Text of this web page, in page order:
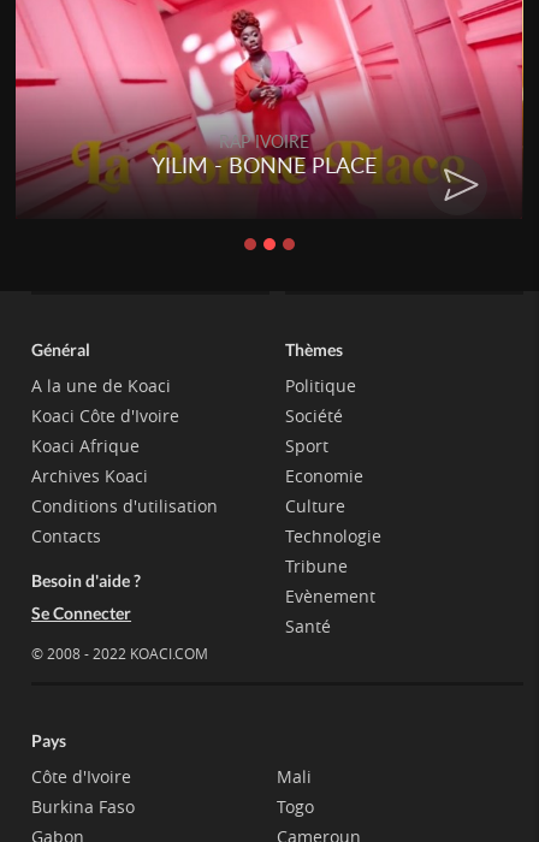
RAP IVOIRE
YILIM - BONNE PLACE
Général
A la une de Koaci
Koaci Côte d'Ivoire
Koaci Afrique
Archives Koaci
Conditions d'utilisation
Contacts
Besoin d'aide ?
Se Connecter
© 2008 - 2022 KOACI.COM
Thèmes
Politique
Société
Sport
Economie
Culture
Technologie
Tribune
Evènement
Santé
Pays
Côte d'Ivoire
Burkina Faso
Gabon
Mali
Togo
Cameroun